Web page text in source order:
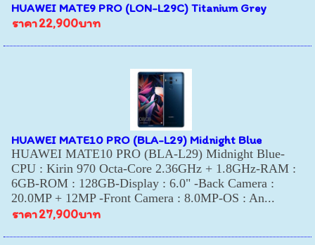
HUAWEI MATE9 PRO (LON-L29C) Titanium Grey
ราคา22,900บาท
HUAWEI MATE10 PRO (BLA-L29) Midnight Blue
HUAWEI MATE10 PRO (BLA-L29) Midnight Blue-
CPU : Kirin 970 Octa-Core 2.36GHz + 1.8GHz-RAM :
6GB-ROM : 128GB-Display : 6.0" -Back Camera :
20.0MP + 12MP -Front Camera : 8.0MP-OS : An...
ราคา27,900บาท